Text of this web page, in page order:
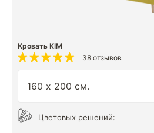
Кровать KIM
38 отзывов
Цветовых решений: